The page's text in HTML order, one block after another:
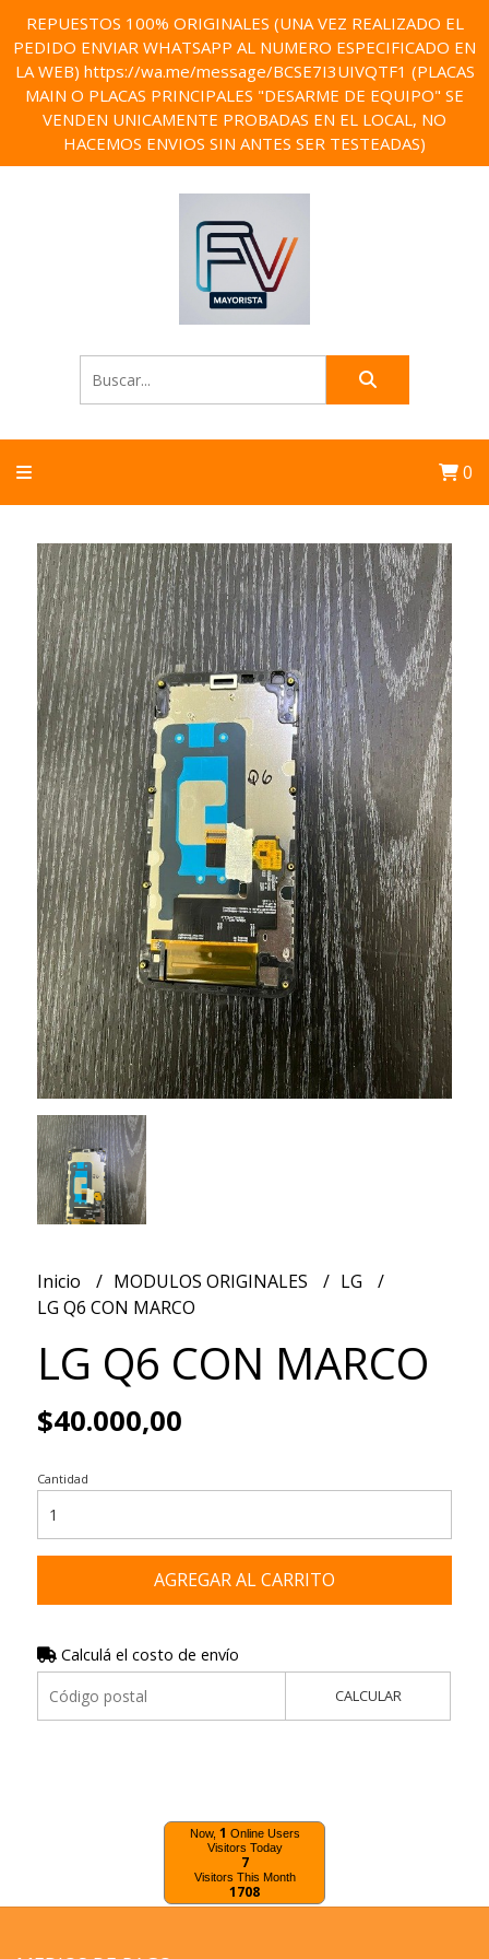
REPUESTOS 100% ORIGINALES (UNA VEZ REALIZADO EL
PEDIDO ENVIAR WHATSAPP AL NUMERO ESPECIFICADO EN
LA WEB) https://wa.me/message/BCSE7I3UIVQTF1 (PLACAS
MAIN O PLACAS PRINCIPALES "DESARME DE EQUIPO" SE
VENDEN UNICAMENTE PROBADAS EN EL LOCAL, NO
HACEMOS ENVIOS SIN ANTES SER TESTEADAS)
0
Inicio MODULOS ORIGINALES
LG
LG Q6 CON MARCO
LG Q6 CON MARCO
$40.000,00
Cantidad
AGREGAR AL CARRITO
Calculá el costo de envío
CALCULAR
Now, 1 Online Users
Visitors Today
7
Visitors This Month
1708